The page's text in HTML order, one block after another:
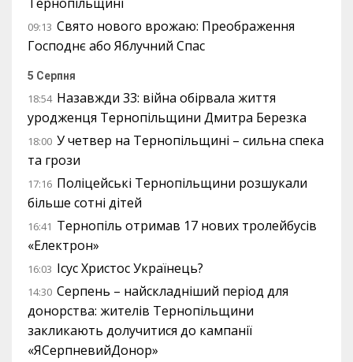
09:13 Свято нового врожаю: Преображення
Господнє або Яблучний Спас
5 Серпня
18:54 Назавжди 33: війна обірвала життя
уродженця Тернопільщини Дмитра Березка
18:00 У четвер на Тернопільщині – сильна спека
та грози
17:16 Поліцейські Тернопільщини розшукали
більше сотні дітей
16:41 Тернопіль отримав 17 нових тролейбусів
«Електрон»
16:03 Ісус Христос Українець?
14:30 Серпень – найскладніший період для
донорства: жителів Тернопільщини
закликають долучитися до кампанії
«ЯСерпневийДонор»